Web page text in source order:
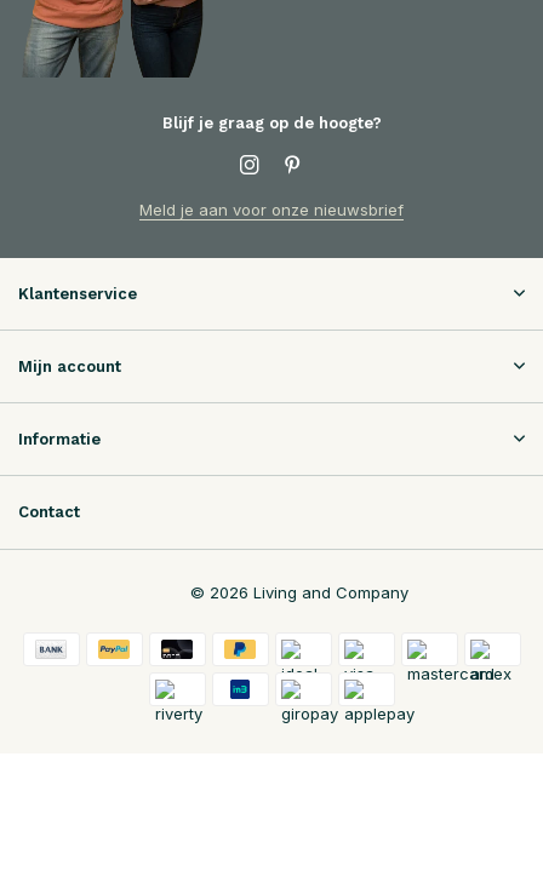
Blijf je graag op de hoogte?
Meld je aan voor onze nieuwsbrief
Klantenservice
Mijn account
Informatie
Contact
© 2026 Living and Company